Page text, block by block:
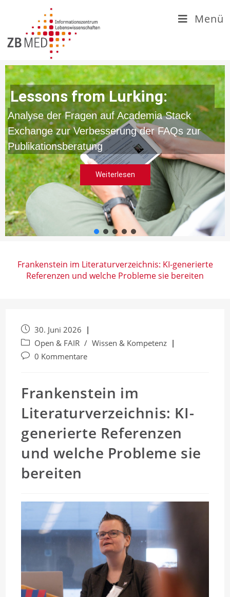
springen
Menü
Lessons from Lurking:
Analyse der Fragen auf Academia Stack
Exchange zur Verbesserung der FAQs zur
Publikationsberatung
Weiterlesen
Frankenstein im Literaturverzeichnis: KI-generierte
Referenzen und welche Probleme sie bereiten
Beitrag
veröffentlicht:
30. Juni 2026
Beitrags-
Kategorie:
Open & FAIR / Wissen & Kompetenz
Beitrags-
0 Kommentare
Frankenstein im
Literaturverzeichnis: KI-
generierte Referenzen
und welche Probleme sie
bereiten